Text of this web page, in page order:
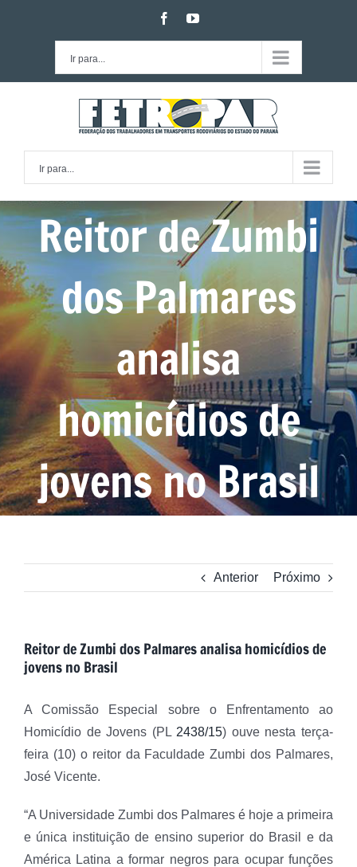
facebookyoutube
Ir para...
Ir para...
Reitor de Zumbi
dos Palmares
analisa
homicídios de
jovens no Brasil
Anterior Próximo
Reitor de Zumbi dos Palmares analisa homicídios de
jovens no Brasil
AComissão Especial
sobre o Enfrentamento ao
Homicídio de Jovens (PL 2438/15) ouve nesta terça-
feira (10) o reitor da Faculdade Zumbi dos Palmares,
José Vicente.
“A Universidade Zumbi dos Palmares é hoje a primeira
e única instituição de ensino superior do Brasil e da
América Latina a formar negros para ocupar funções